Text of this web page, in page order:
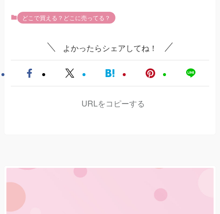
どこで買える？どこに売ってる？
よかったらシェアしてね！
URLをコピーする